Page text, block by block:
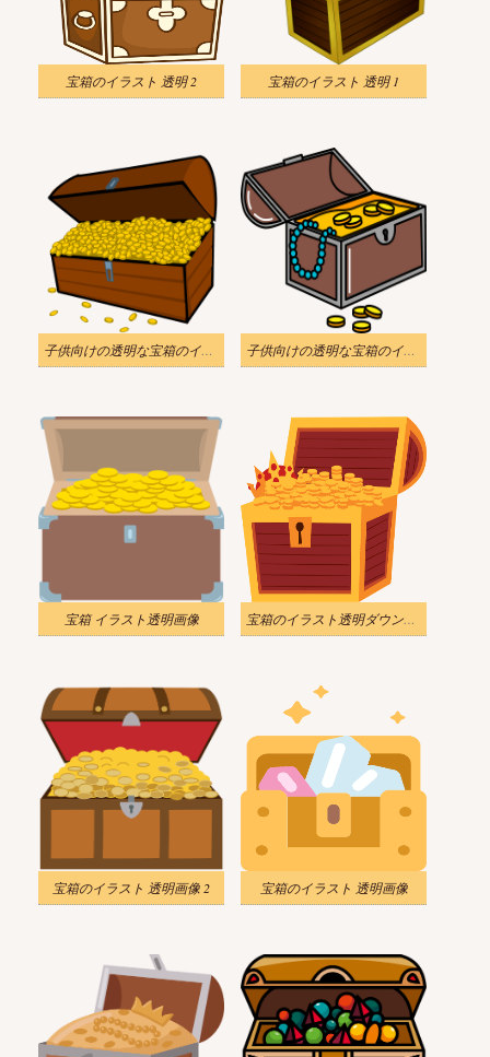
宝箱のイラスト 透明 2 宝箱のイラスト 透明 1
子供向けの透明な宝箱のイラスト 2 子供向けの透明な宝箱のイラスト
宝箱 イラスト透明画像 宝箱のイラスト透明ダウンロード
宝箱のイラスト 透明画像 2 宝箱のイラスト 透明画像